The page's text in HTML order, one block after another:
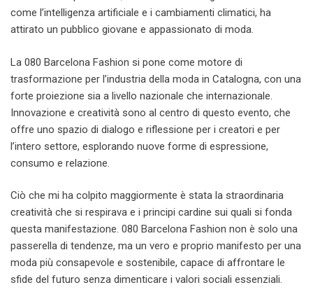
come l’intelligenza artificiale e i cambiamenti climatici, ha
attirato un pubblico giovane e appassionato di moda.
La 080 Barcelona Fashion si pone come motore di
trasformazione per l’industria della moda in Catalogna, con una
forte proiezione sia a livello nazionale che internazionale.
Innovazione e creatività sono al centro di questo evento, che
offre uno spazio di dialogo e riflessione per i creatori e per
l’intero settore, esplorando nuove forme di espressione,
consumo e relazione.
Ciò che mi ha colpito maggiormente è stata la straordinaria
creatività che si respirava e i principi cardine sui quali si fonda
questa manifestazione. 080 Barcelona Fashion non è solo una
passerella di tendenze, ma un vero e proprio manifesto per una
moda più consapevole e sostenibile, capace di affrontare le
sfide del futuro senza dimenticare i valori sociali essenziali.